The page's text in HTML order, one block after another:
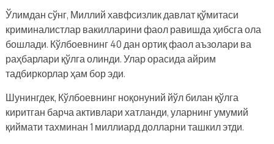
Ўлимдан сўнг, Миллий хавфсизлик давлат қўмитаси
криминалистлар вакилларини фаол равишда ҳибсга ола
бошлади. Кўлбоевнинг 40 дан ортиқ фаол аъзолари ва
раҳбарлари қўлга олинди. Улар орасида айрим
тадбиркорлар ҳам бор эди.
Шунингдек, Кўлбоевнинг ноқонуний йўл билан қўлга
киритган барча активлари хатланди, уларнинг умумий
қиймати тахминан 1 миллиард долларни ташкил этди.